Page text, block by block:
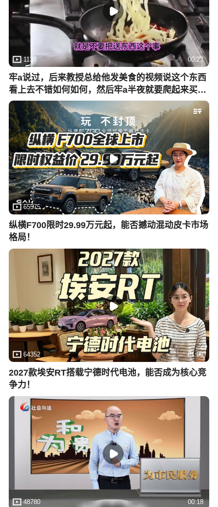
1138 00:22
牢a说过，后来教授总给他发美食的视频说这个东西
看上去不错如何如何，然后牢a半夜就要爬起来买菜
烧火确保教授第二天就能吃到一样的_15
65575 01:11
纵横F700限时29.99万元起，能否撼动混动皮卡市场
格局！
64352 01:09
2027款埃安RT搭载宁德时代电池，能否成为核心竞
争力！
48780 00:18